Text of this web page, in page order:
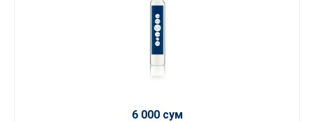
6 000 сум